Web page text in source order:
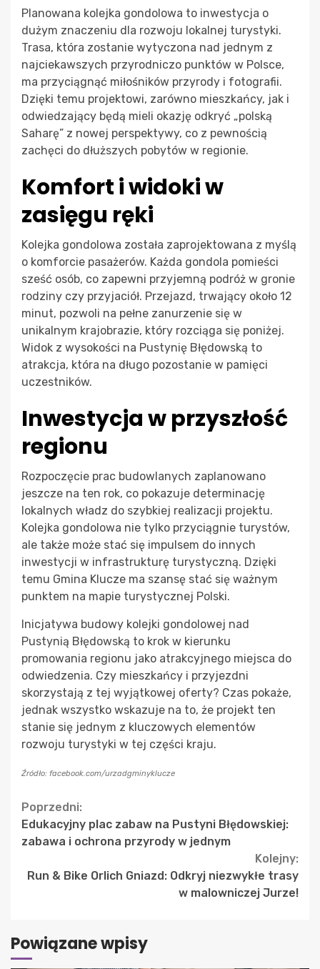
Planowana kolejka gondolowa to inwestycja o
dużym znaczeniu dla rozwoju lokalnej turystyki.
Trasa, która zostanie wytyczona nad jednym z
najciekawszych przyrodniczo punktów w Polsce,
ma przyciągnąć miłośników przyrody i fotografii.
Dzięki temu projektowi, zarówno mieszkańcy, jak i
odwiedzający będą mieli okazję odkryć „polską
Saharę” z nowej perspektywy, co z pewnością
zachęci do dłuższych pobytów w regionie.
Komfort i widoki w
zasięgu ręki
Kolejka gondolowa została zaprojektowana z myślą
o komforcie pasażerów. Każda gondola pomieści
sześć osób, co zapewni przyjemną podróż w gronie
rodziny czy przyjaciół. Przejazd, trwający około 12
minut, pozwoli na pełne zanurzenie się w
unikalnym krajobrazie, który rozciąga się poniżej.
Widok z wysokości na Pustynię Błędowską to
atrakcja, która na długo pozostanie w pamięci
uczestników.
Inwestycja w przyszłość
regionu
Rozpoczęcie prac budowlanych zaplanowano
jeszcze na ten rok, co pokazuje determinację
lokalnych władz do szybkiej realizacji projektu.
Kolejka gondolowa nie tylko przyciągnie turystów,
ale także może stać się impulsem do innych
inwestycji w infrastrukturę turystyczną. Dzięki
temu Gmina Klucze ma szansę stać się ważnym
punktem na mapie turystycznej Polski.
Inicjatywa budowy kolejki gondolowej nad
Pustynią Błędowską to krok w kierunku
promowania regionu jako atrakcyjnego miejsca do
odwiedzenia. Czy mieszkańcy i przyjezdni
skorzystają z tej wyjątkowej oferty? Czas pokaże,
jednak wszystko wskazuje na to, że projekt ten
stanie się jednym z kluczowych elementów
rozwoju turystyki w tej części kraju.
Źródło: facebook.com/urzadgminyklucze
Continue
Reading
Poprzedni:
Edukacyjny plac zabaw na Pustyni Błędowskiej:
zabawa i ochrona przyrody w jednym
Kolejny:
Run & Bike Orlich Gniazd: Odkryj niezwykłe trasy
w malowniczej Jurze!
Powiązane wpisy